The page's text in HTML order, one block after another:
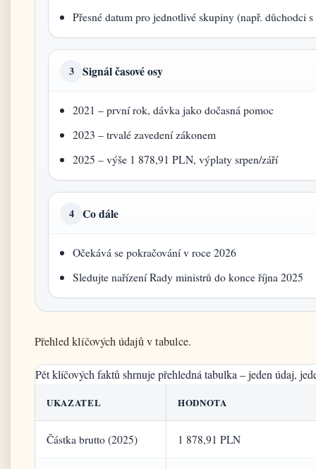
Přesné datum pro jednotlivé skupiny (např. důchodci
3 Signál časové osy
2021 – první rok, dávka jako dočasná pomoc
2023 – trvalé zavedení zákonem
2025 – výše 1 878,91 PLN, výplaty srpen/září
4 Co dále
Očekává se pokračování v roce 2026
Sledujte nařízení Rady ministrů do konce října 2025
Přehled klíčových údajů v tabulce.
Pět klíčových faktů shrnuje přehledná tabulka – jeden údaj,
UKAZATEL HODNOTA
Částka brutto (2025) 1 878,91 PLN